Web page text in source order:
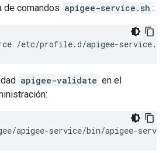
de comandos apigee-service.sh :
/etc/profile.d/apigee-service.sh
apigee-validate en el
apigee-service/bin/apigee-